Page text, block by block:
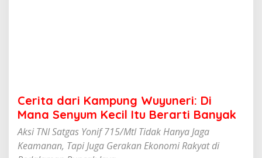
a
n
a
S
e
n
Cerita dari Kampung Wuyuneri: Di
Mana Senyum Kecil Itu Berarti Banyak
Aksi TNI Satgas Yonif 715/Mtl Tidak Hanya Jaga
Keamanan, Tapi Juga Gerakan Ekonomi Rakyat di